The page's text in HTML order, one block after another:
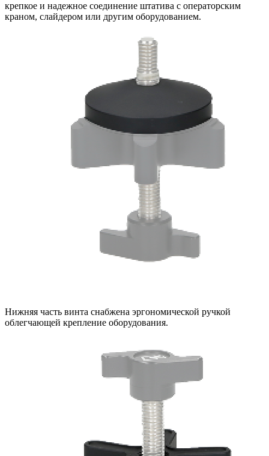
крепкое и надежное соединение штатива с операторским
краном, слайдером или другим оборудованием.
Нижняя часть винта снабжена эргономической ручкой
облегчающей крепление оборудования.